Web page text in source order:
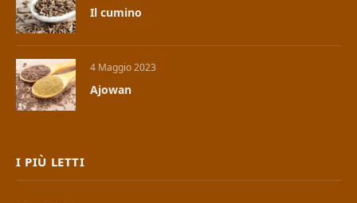
Il cumino
4 Maggio 2023
Ajowan
I PIÙ LETTI